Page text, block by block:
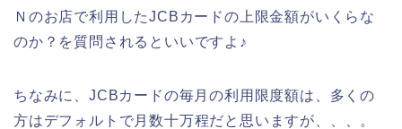
Ｎのお店で利用したJCBカードの上限金額がいくらな
のか？を質問されるといいですよ♪
ちなみに、JCBカードの毎月の利用限度額は、多くの
方はデフォルトで月数十万程だと思いますが、、、。